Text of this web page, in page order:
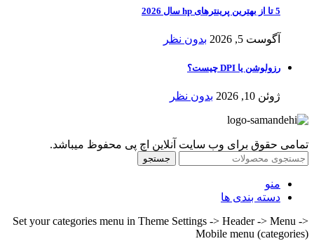
5 تا از بهترین پرینترهای hp سال 2026
آگوست 5, 2026 بدون نظر
رزولوشن یا DPI چیست؟
ژوئن 10, 2026 بدون نظر
تمامی حقوق برای وب سایت آنلاین اچ پی محفوظ میباشد.
جستجو
منو
دسته بندی ها
Set your categories menu in Theme Settings -> Header -> Menu ->
Mobile menu (categories)